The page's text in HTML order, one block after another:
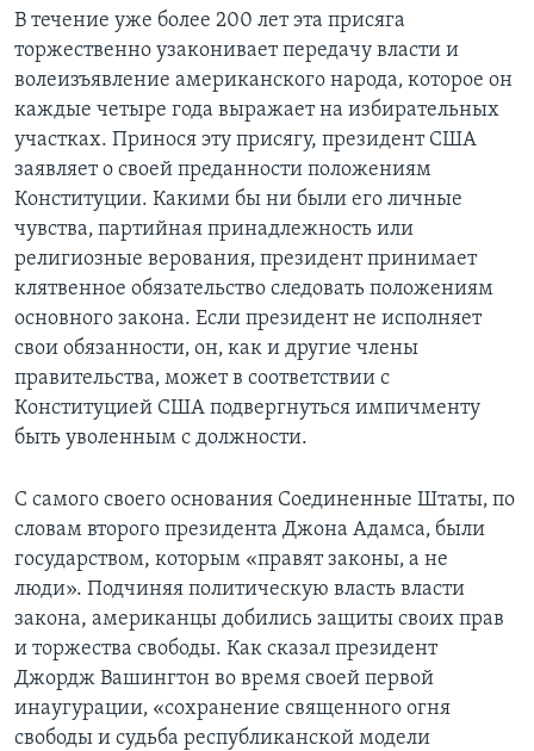
Языки
В течение уже более 200 лет эта присяга
торжественно узаконивает передачу власти и
волеизъявление американского народа‚ которое он
каждые четыре года выражает на избирательных
участках. Принося эту присягу, президент США
заявляет о своей преданности положениям
Конституции. Какими бы ни были его личные
чувства‚ партийная принадлежность или
религиозные верования‚ президент принимает
клятвенное обязательство следовать положениям
основного закона. Если президент не исполняет
свои обязанности‚ он‚ как и другие члены
правительства‚ может в соответствии с
Конституцией США подвергнуться импичменту
быть уволенным с должности.
С самого своего основания Соединенные Штаты‚ по
словам второго президента Джона Адамса‚ были
государством, которым «правят законы‚ а не
люди». Подчиняя политическую власть власти
закона, американцы добились защиты своих прав
и торжества свободы. Как сказал президент
Джордж Вашингтон во время своей первой
инаугурации‚ «сохранение священного огня
свободы и судьба республиканской модели